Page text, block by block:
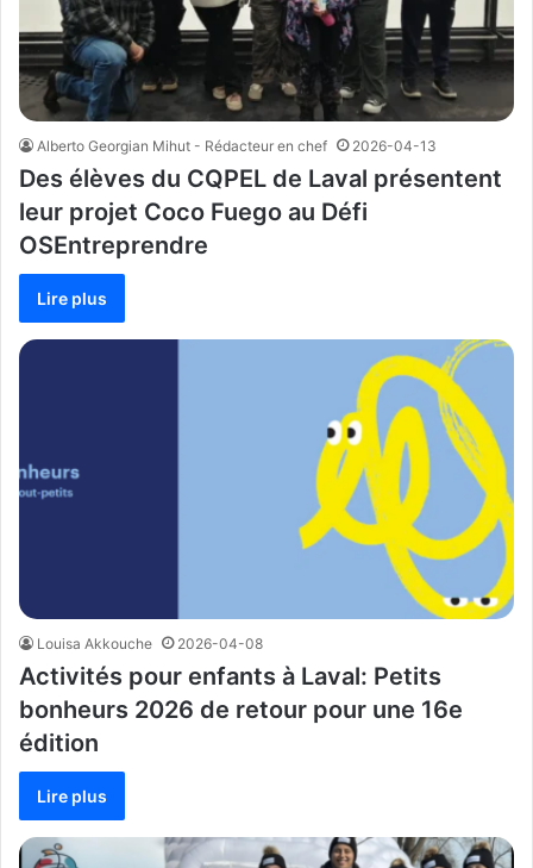
Alberto Georgian Mihut - Rédacteur en chef 2026-04-13
Des élèves du CQPEL de Laval présentent
leur projet Coco Fuego au Défi
OSEntreprendre
Lire plus
Louisa Akkouche 2026-04-08
Activités pour enfants à Laval: Petits
bonheurs 2026 de retour pour une 16e
édition
Lire plus